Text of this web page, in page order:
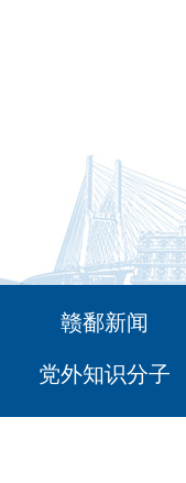
赣鄱新闻
党外知识分子